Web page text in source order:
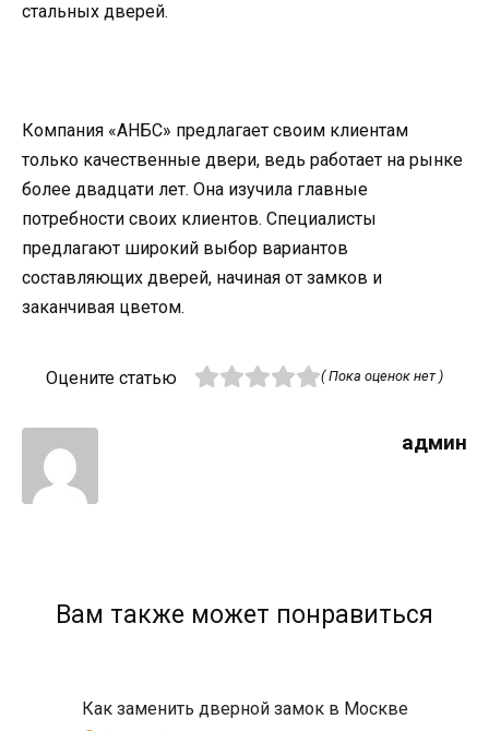
стальных дверей.
Компания «АНБС» предлагает своим клиентам
только качественные двери, ведь работает на рынке
более двадцати лет. Она изучила главные
потребности своих клиентов. Специалисты
предлагают широкий выбор вариантов
составляющих дверей, начиная от замков и
заканчивая цветом.
Оцените статью ( Пока оценок нет )
админ
Вам также может понравиться
Как заменить дверной замок в Москве